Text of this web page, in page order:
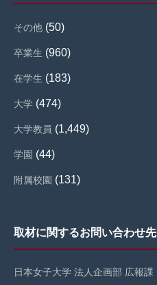
その他 (50)
卒業生 (960)
在学生 (183)
大学 (474)
大学教員 (1,449)
学園 (44)
附属校園 (131)
取材に関するお問い合わせ先
日本女子大学 法人企画部 広報課